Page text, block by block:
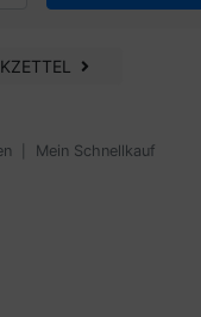
Mein Schnellkauf